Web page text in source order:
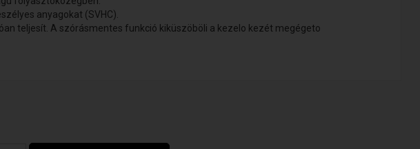
anyagokat (SVHC).
teljesít. A szórásmentes funkció kiküszöböli a kezelo kezét megégeto